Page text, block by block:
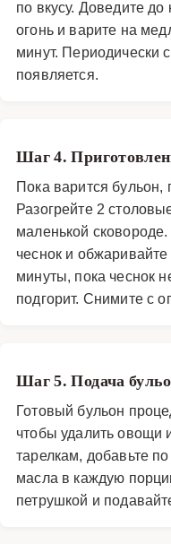
по вкусу. Доведите
огонь и варите на
минут. Периодически
появляется.
Шаг 4.
Пока варится бульон,
Разогрейте 2
маленькой
чеснок и
минуты, пока чеснок
подгорит. Снимите с
Шаг 5. Подача
Готовый бульон
чтобы удалить овощи
тарелкам, добавьте
масла в каждую
петрушкой и